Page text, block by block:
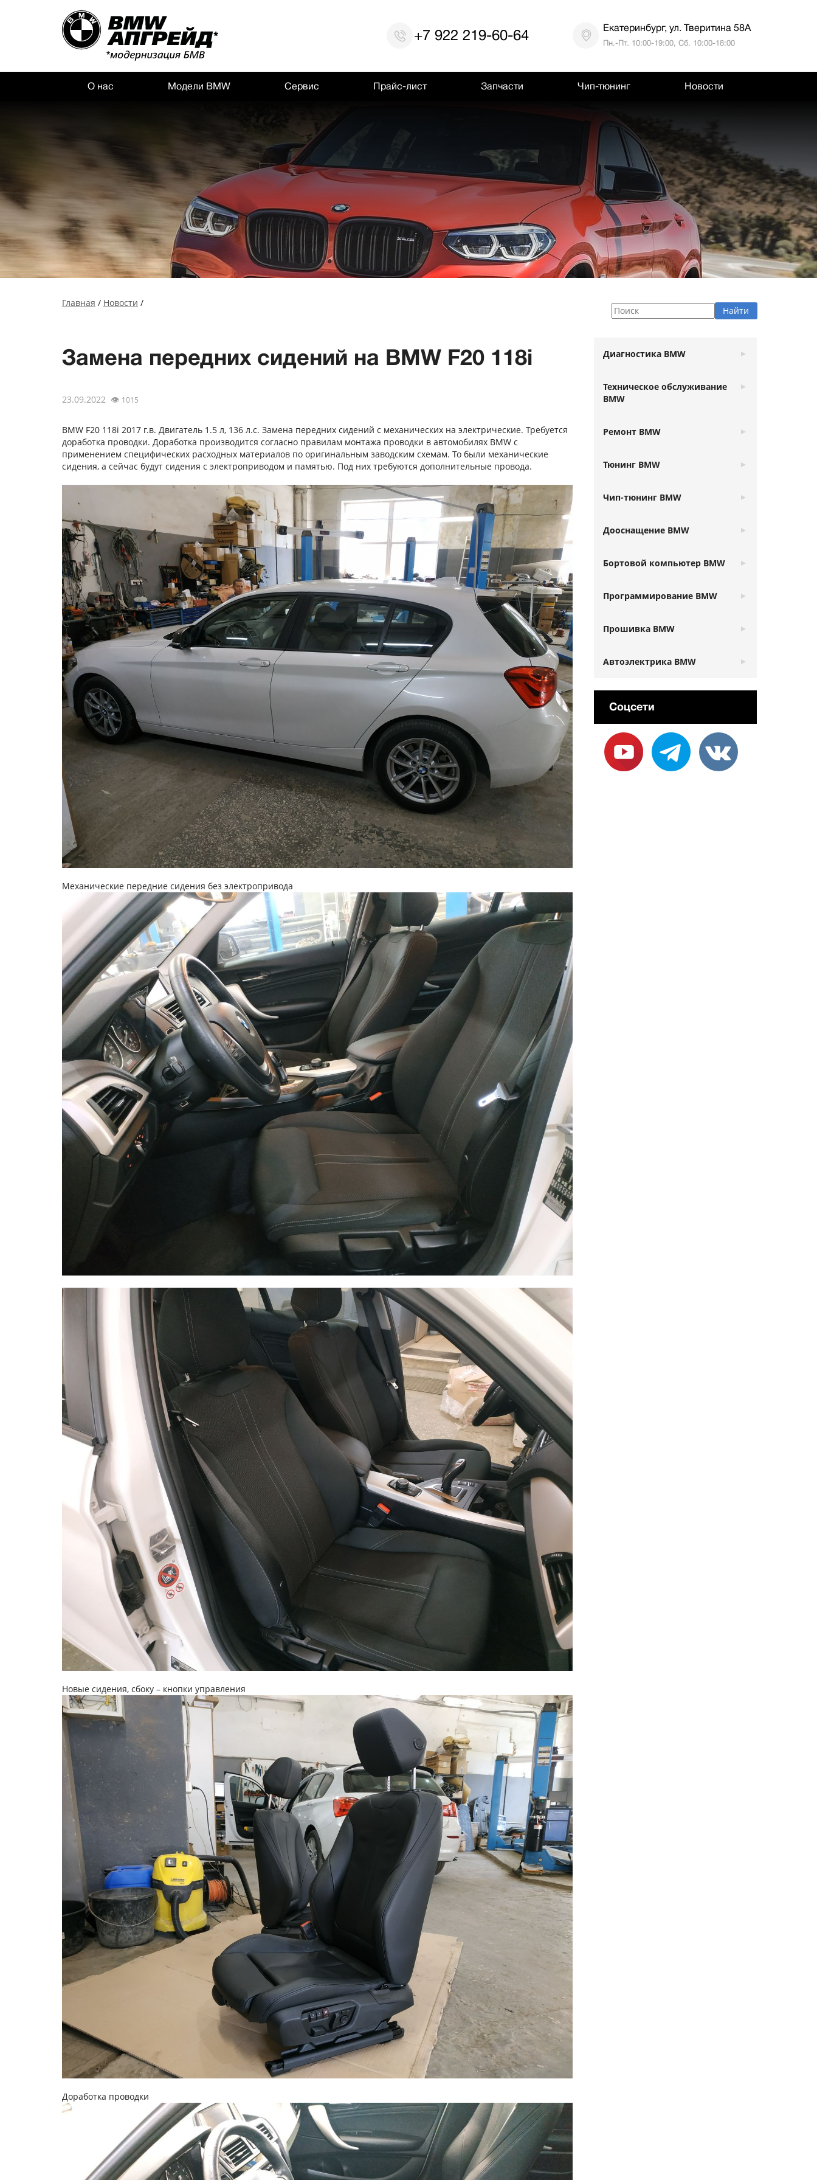
+7 922 219-60-64 Екатеринбург, ул. Тверитина 58А
Пн.-Пт. 10:00-19:00, Сб. 10:00-18:00
О нас Модели BMW Сервис Прайс-лист Запчасти Чип-тюнинг Новости
Главная / Новости /
Замена передних сидений на BMW F20 118i
23.09.2022 👁 1015
BMW F20 118i 2017 г.в. Двигатель 1.5 л, 136 л.с. Замена передних сидений с механических на электрические. Требуется
доработка проводки. Доработка производится согласно правилам монтажа проводки в автомобилях BMW с
применением специфических расходных материалов по оригинальным заводским схемам. То были механические
сидения, а сейчас будут сидения с электроприводом и памятью. Под них требуются дополнительные провода.
Механические передние сидения без электропривода
Новые сидения, сбоку – кнопки управления
Доработка проводки
Диагностика BMW
Техническое обслуживание
BMW
Ремонт BMW
Тюнинг BMW
Чип-тюнинг BMW
Дооснащение BMW
Бортовой компьютер BMW
Программирование BMW
Прошивка BMW
Автоэлектрика BMW
Соцсети